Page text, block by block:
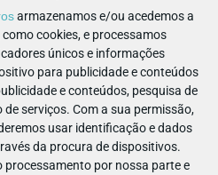
armazenamos e/ou acedemos a
cookies, e processamos
únicos e informações
para publicidade e conteúdos
e conteúdos, pesquisa de
de serviços. Com a sua permissão,
usar identificação e dados
da procura de dispositivos.
processamento por nossa parte e
17